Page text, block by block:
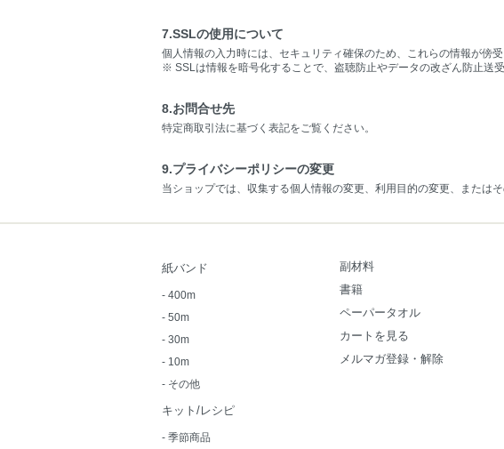
7.SSLの使用について
個人情報の入力時には、セキュリティ確保のため、これらの情報が傍
※ SSLは情報を暗号化することで、盗聴防止やデータの改ざん防止送
8.お問合せ先
特定商取引法に基づく表記をご覧ください。
9.プライバシーポリシーの変更
当ショップでは、収集する個人情報の変更、利用目的の変更、または
紙バンド
- 400m
- 50m
- 30m
- 10m
- その他
キット/レシピ
- 季節商品
副材料
書籍
ペーパータオル
カートを見る
メルマガ登録・解除